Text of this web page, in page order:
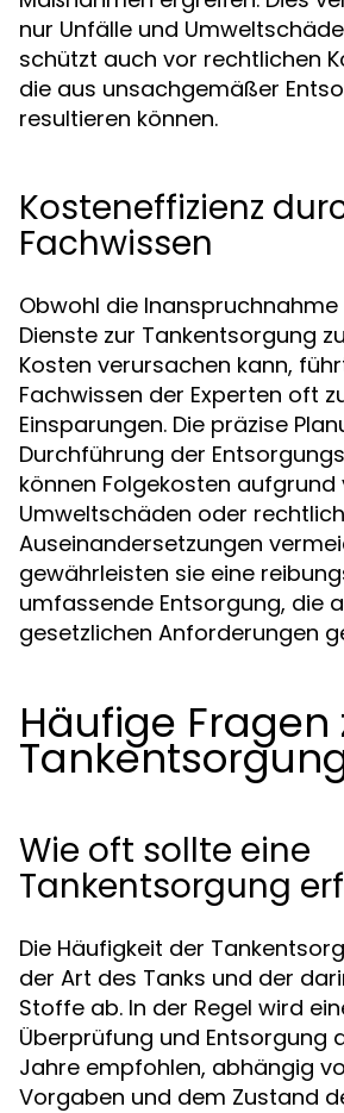
nur Unfälle und
schützt auch vor rechtlichen
die aus unsachgemäßer
resultieren können.
Kosteneffizienz
Fachwissen
Obwohl die
Dienste zur Tankentsorgung
Kosten verursachen kann,
Fachwissen der Experten oft
Einsparungen. Die präzise
Durchführung der
können Folgekosten aufgrund
Umweltschäden oder
Auseinandersetzungen
gewährleisten sie eine
umfassende Entsorgung, die
gesetzlichen Anforderungen
Häufige Fragen
Wie oft sollte eine
Tankentsorgung
Die Häufigkeit der
der Art des Tanks und der
Stoffe ab. In der Regel wird
Überprüfung und Entsorgung
Jahre empfohlen, abhängig
Vorgaben und dem Zustand